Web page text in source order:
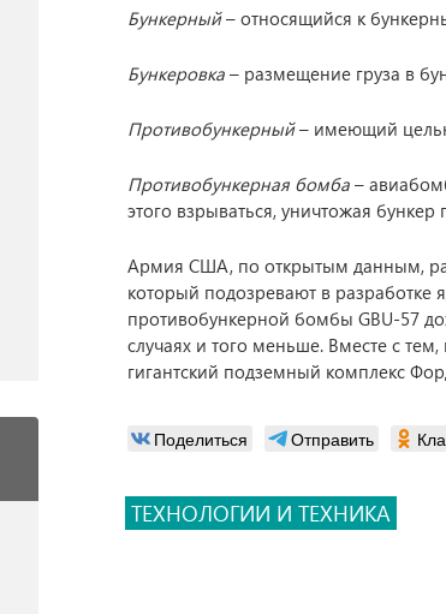
Бункерный– относящийся к
Бункеровка– размещение груза в
Противобункерный– имеющий
Противобункерная бомба–
этого взрываться, уничтожая бункер
Армия США, по открытым данным,
который подозревают в разработке
противобункерной бомбы GBU-57
случаях и того меньше. Вместе с
гигантский подземный комплекс
Поделиться Отправить
ТЕХНОЛОГИИ И ТЕХНИКА